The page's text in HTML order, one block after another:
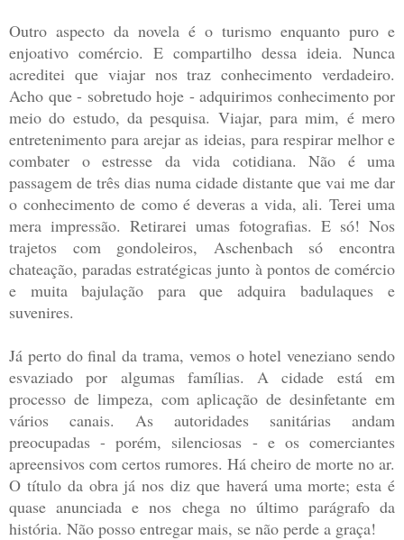
Outro aspecto da novela é o turismo enquanto puro e
enjoativo comércio. E compartilho dessa ideia. Nunca
acreditei que viajar nos traz conhecimento verdadeiro.
Acho que - sobretudo hoje - adquirimos conhecimento por
meio do estudo, da pesquisa. Viajar, para mim, é mero
entretenimento para arejar as ideias, para respirar melhor e
combater o estresse da vida cotidiana. Não é uma
passagem de três dias numa cidade distante que vai me dar
o conhecimento de como é deveras a vida, ali. Terei uma
mera impressão. Retirarei umas fotografias. E só! Nos
trajetos com gondoleiros, Aschenbach só encontra
chateação, paradas estratégicas junto à pontos de comércio
e muita bajulação para que adquira badulaques e
suvenires.
Já perto do final da trama, vemos o hotel veneziano sendo
esvaziado por algumas famílias. A cidade está em
processo de limpeza, com aplicação de desinfetante em
vários canais. As autoridades sanitárias andam
preocupadas - porém, silenciosas - e os comerciantes
apreensivos com certos rumores. Há cheiro de morte no ar.
O título da obra já nos diz que haverá uma morte; esta é
quase anunciada e nos chega no último parágrafo da
história. Não posso entregar mais, se não perde a graça!